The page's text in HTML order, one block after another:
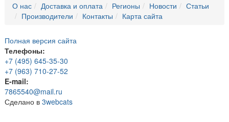
О нас Доставка и оплата Регионы Новости
Статьи
Производители
Контакты Карта сайта
Полная версия сайта
Телефоны:
+7 (495) 645-35-30
+7 (963) 710-27-52
E-mail:
7865540@mail.ru
Сделано в 3webcats